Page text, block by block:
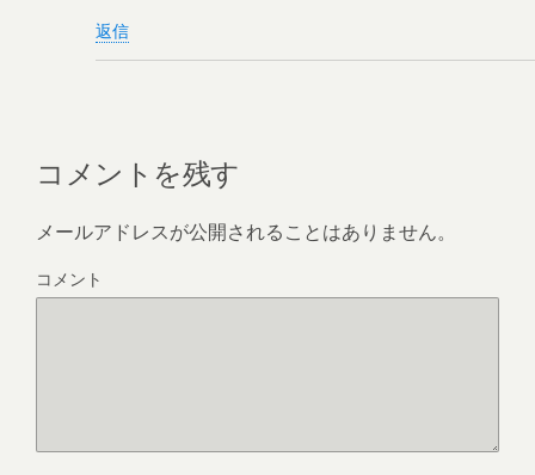
返信
コメントを残す
メールアドレスが公開されることはありません。
コメント